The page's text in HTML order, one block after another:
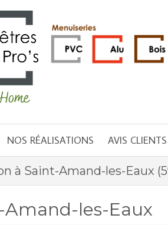
NOS RÉALISATIONS AVIS CLIENTS
à Saint-Amand-les-Eaux
les-Eaux